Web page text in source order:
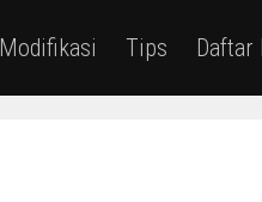
Modifikasi Tips Daftar